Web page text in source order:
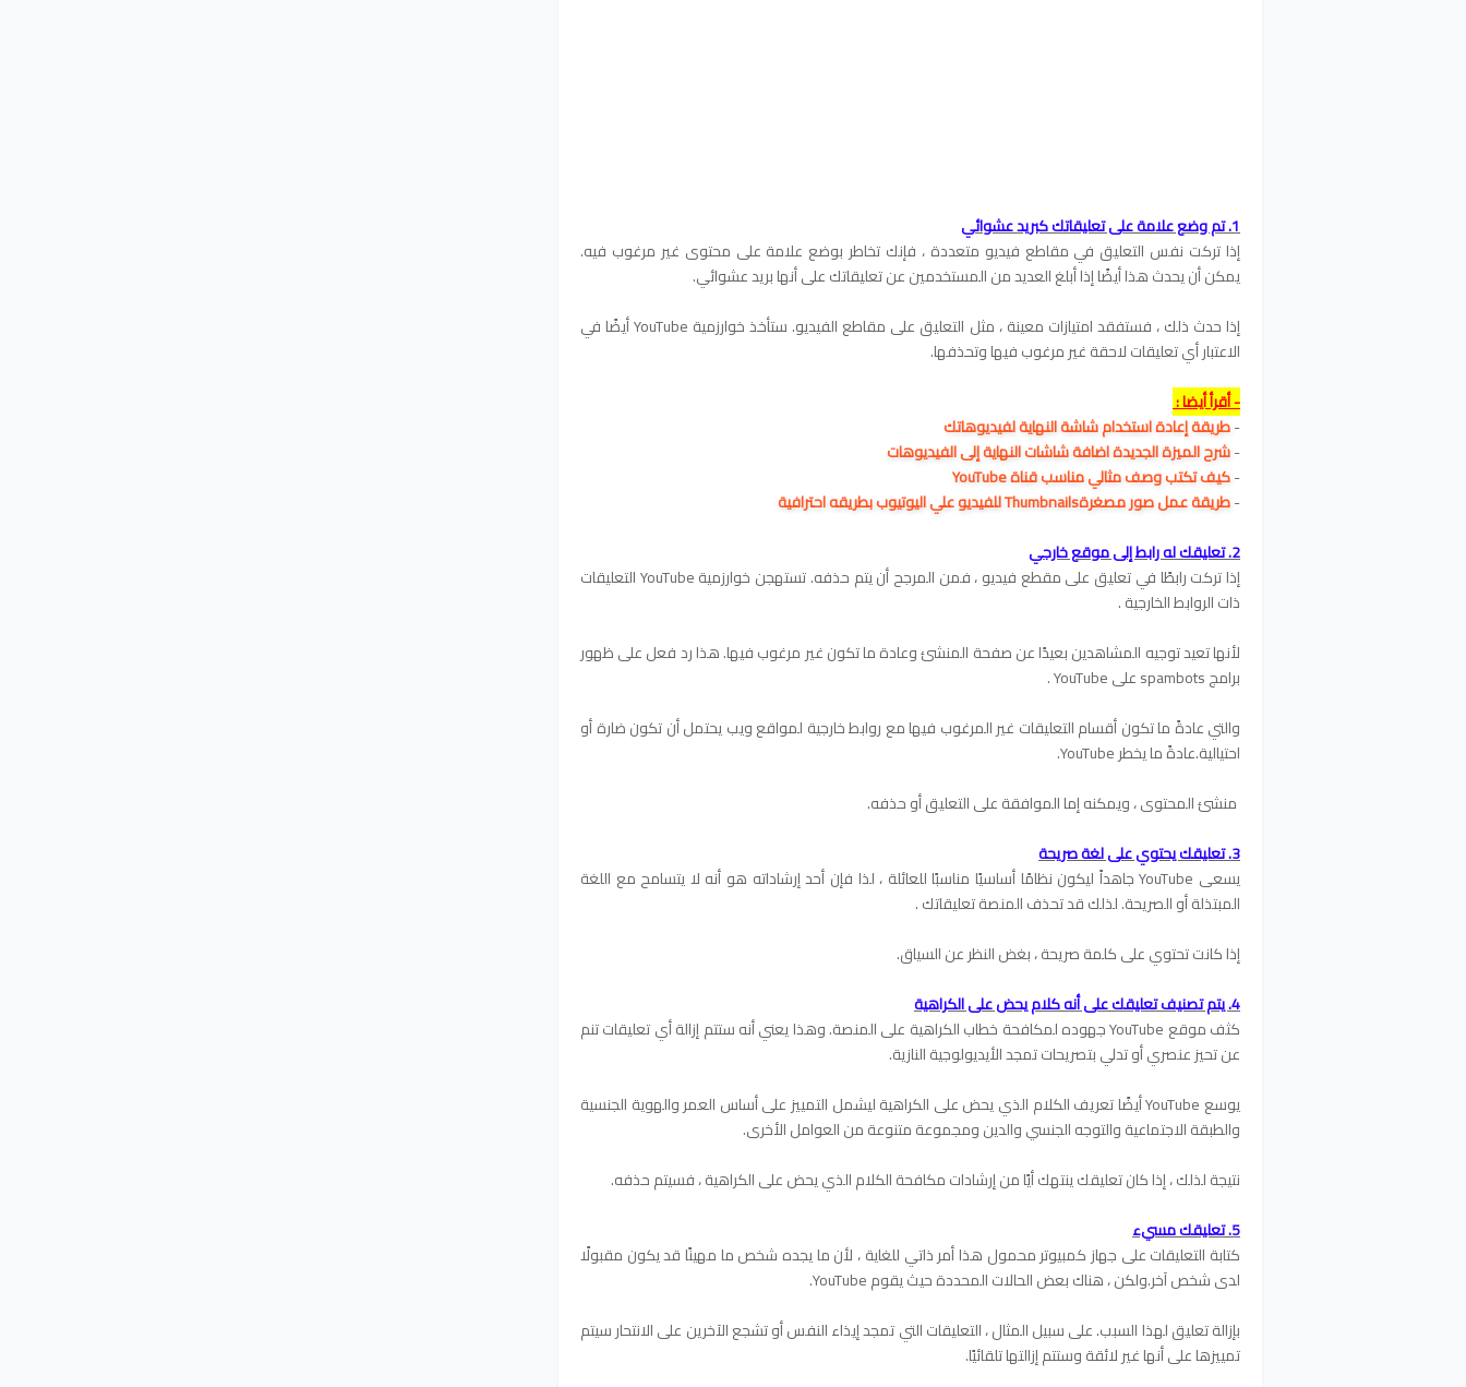
1. تم وضع علامة على تعليقاتك كبريد عشوائي
إذا تركت نفس التعليق في مقاطع فيديو متعددة ، فإنك تخاطر بوضع علامة على محتوى غير مرغوب فيه.
يمكن أن يحدث هذا أيضًا إذا أبلغ العديد من المستخدمين عن تعليقاتك على أنها بريد عشوائي.
إذا حدث ذلك ، فستفقد امتيازات معينة ، مثل التعليق على مقاطع الفيديو. ستأخذ خوارزمية YouTube أيضًا في
الاعتبار أي تعليقات لاحقة غير مرغوب فيها وتحذفها.
- أقرأ أيضا :
-طريقة إعادة استخدام شاشة النهاية لفيديوهاتك
-شرح الميزة الجديدة اضافة شاشات النهاية إلى الفيديوهات
-كيف تكتب وصف مثالي مناسب قناة YouTube
-طريقة عمل صور مصغرةThumbnails للفيديو علي اليوتيوب بطريقه احترافية
2. تعليقك له رابط إلى موقع خارجي
إذا تركت رابطًا في تعليق على مقطع فيديو ، فمن المرجح أن يتم حذفه. تستهجن خوارزمية YouTube التعليقات
ذات الروابط الخارجية .
لأنها تعيد توجيه المشاهدين بعيدًا عن صفحة المنشئ وعادة ما تكون غير مرغوب فيها. هذا رد فعل على ظهور
برامج spambots على YouTube .
والتي عادةً ما تكون أقسام التعليقات غير المرغوب فيها مع روابط خارجية لمواقع ويب يحتمل أن تكون ضارة أو
احتيالية.عادةً ما يخطر YouTube.
منشئ المحتوى ، ويمكنه إما الموافقة على التعليق أو حذفه.
3. تعليقك يحتوي على لغة صريحة
يسعى YouTube جاهداً ليكون نظامًا أساسيًا مناسبًا للعائلة ، لذا فإن أحد إرشاداته هو أنه لا يتسامح مع اللغة
المبتذلة أو الصريحة. لذلك قد تحذف المنصة تعليقاتك .
إذا كانت تحتوي على كلمة صريحة ، بغض النظر عن السياق.
4. يتم تصنيف تعليقك على أنه كلام يحض على الكراهية
كثف موقع YouTube جهوده لمكافحة خطاب الكراهية على المنصة. وهذا يعني أنه ستتم إزالة أي تعليقات تنم
عن تحيز عنصري أو تدلي بتصريحات تمجد الأيديولوجية النازية.
يوسع YouTube أيضًا تعريف الكلام الذي يحض على الكراهية ليشمل التمييز على أساس العمر والهوية الجنسية
والطبقة الاجتماعية والتوجه الجنسي والدين ومجموعة متنوعة من العوامل الأخرى.
نتيجة لذلك ، إذا كان تعليقك ينتهك أيًا من إرشادات مكافحة الكلام الذي يحض على الكراهية ، فسيتم حذفه.
5. تعليقك مسيء
كتابة التعليقات على جهاز كمبيوتر محمول هذا أمر ذاتي للغاية ، لأن ما يجده شخص ما مهينًا قد يكون مقبولًا
لدى شخص آخر.ولكن ، هناك بعض الحالات المحددة حيث يقوم YouTube.
بإزالة تعليق لهذا السبب. على سبيل المثال ، التعليقات التي تمجد إيذاء النفس أو تشجع الآخرين على الانتحار سيتم
تمييزها على أنها غير لائقة وستتم إزالتها تلقائيًا.